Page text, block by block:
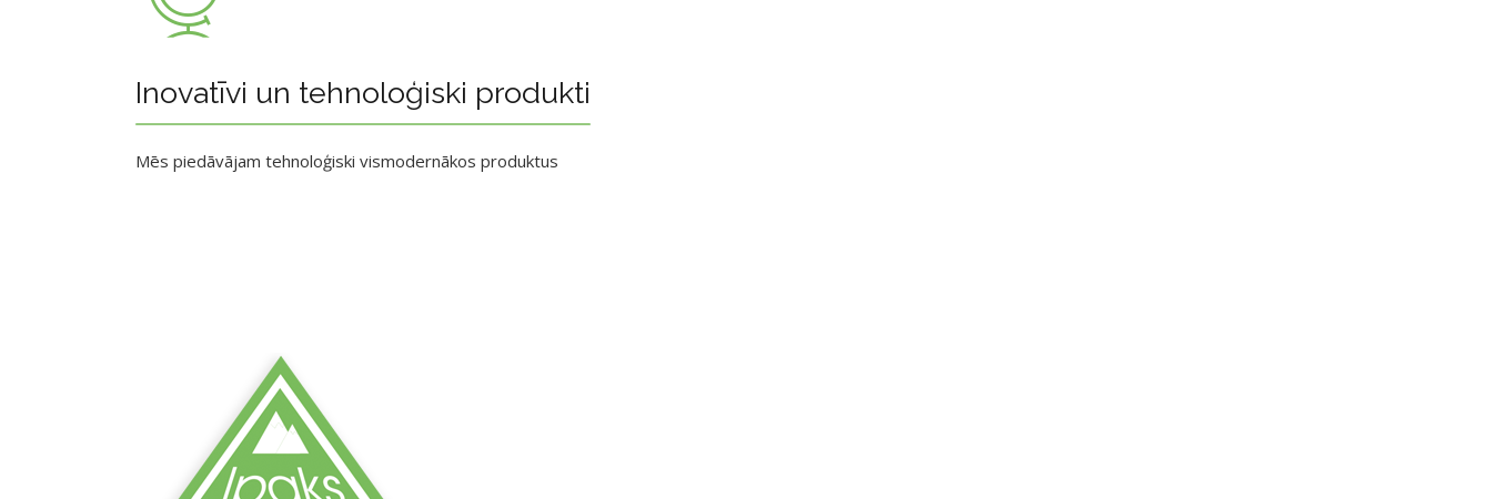
Inovatīvi un tehnoloģiski produkti
Mēs piedāvājam tehnoloģiski vismodernākos produktus